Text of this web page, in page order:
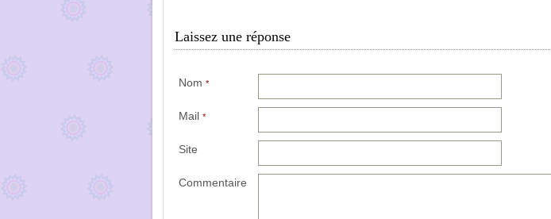
Laissez une réponse
Nom *
Mail *
Site
Commentaire